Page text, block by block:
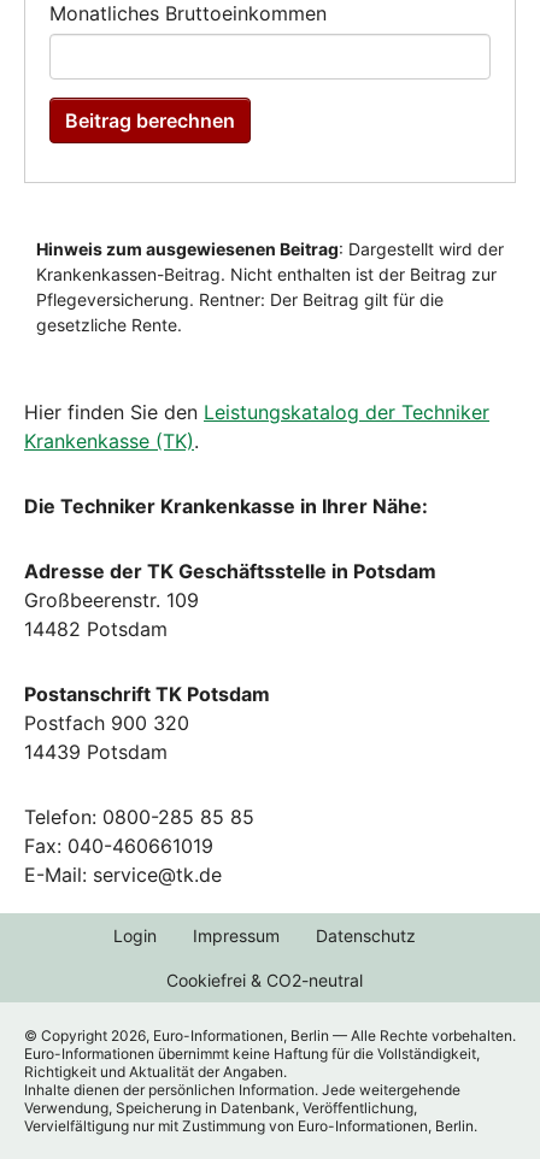
Hier finden Sie den Leistungskatalog der Techniker
Krankenkasse (TK).
Die Techniker Krankenkasse in Ihrer Nähe:
Adresse der TK Geschäftsstelle in Potsdam
Großbeerenstr. 109
14482 Potsdam
Postanschrift TK Potsdam
Postfach 900 320
14439 Potsdam
Telefon: 0800-285 85 85
Fax: 040-460661019
E-Mail: service@tk.de
Login Impressum Datenschutz
Cookiefrei & CO2-neutral
© Copyright 2026, Euro-Informationen, Berlin — Alle Rechte vorbehalten.
Euro-Informationen übernimmt keine Haftung für die Vollständigkeit,
Richtigkeit und Aktualität der Angaben.
Inhalte dienen der persönlichen Information. Jede weitergehende
Verwendung, Speicherung in Datenbank, Veröffentlichung,
Vervielfältigung nur mit Zustimmung von Euro-Informationen, Berlin.